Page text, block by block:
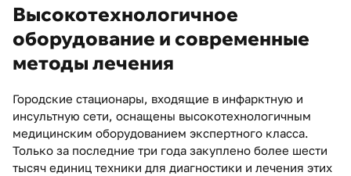
Высокотехнологичное
оборудование и современные
методы лечения
Городские стационары, входящие в инфарктную и
инсультную сети, оснащены высокотехнологичным
медицинским оборудованием экспертного класса.
Только за последние три года закуплено более шести
тысяч единиц техники для диагностики и лечения этих